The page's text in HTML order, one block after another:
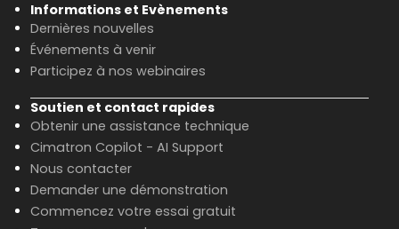
Informations et Evènements
Dernières nouvelles
Événements à venir
Participez à nos webinaires
Soutien et contact rapides
Obtenir une assistance technique
Cimatron Copilot - AI Support
Nous contacter
Demander une démonstration
Commencez votre essai gratuit